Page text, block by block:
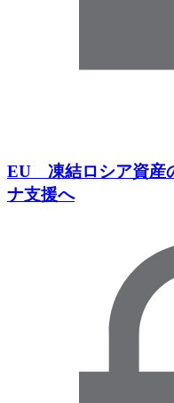
EU 凍結ロシア資産
ナ支援へ